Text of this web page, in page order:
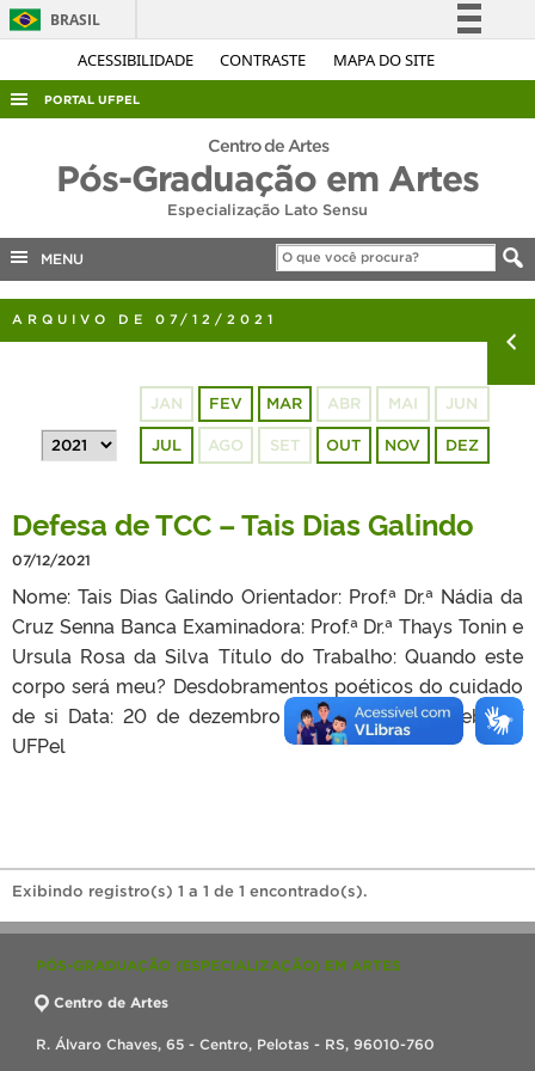
ACESSIBILIDADE CONTRASTE MAPA DO SITE
BRASIL
Simplifique!
Acesso à informação
Canais
PORTAL UFPEL
AUDITORIA
CONCURSOS
EDITAIS
INTERNACIONAL
TELEFONES
Centro de Artes
Pós-Graduação em Artes
Especialização Lato Sensu
MENU
ARQUIVO DE 07/12/2021
JAN FEV MAR ABR MAI JUN
JUL AGO SET OUT NOV DEZ
Defesa de TCC – Tais Dias Galindo
07/12/2021
Nome: Tais Dias Galindo Orientador: Prof.ª Dr.ª Nádia da
Cruz Senna Banca Examinadora: Prof.ª Dr.ª Thays Tonin e
Ursula Rosa da Silva Título do Trabalho: Quando este
corpo será meu? Desdobramentos poéticos do cuidado
de si Data: 20 de dezembro de 2021. Local: Webconf
UFPel
Exibindo registro(s) 1 a 1 de 1 encontrado(s).
PÓS-GRADUAÇÃO (ESPECIALIZAÇÃO) EM ARTES
Centro de Artes
R. Álvaro Chaves, 65 - Centro, Pelotas - RS, 96010-760